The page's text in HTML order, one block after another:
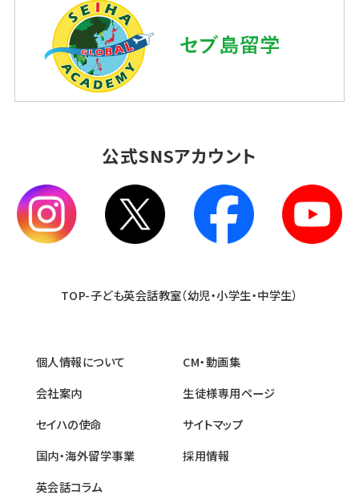
公式SNSアカウント
TOP-子ども英会話教室（幼児・小学生・中学生）
個人情報について
会社案内
セイハの使命
国内・海外留学事業
英会話コラム
CM・動画集
生徒様専用ページ
サイトマップ
採用情報